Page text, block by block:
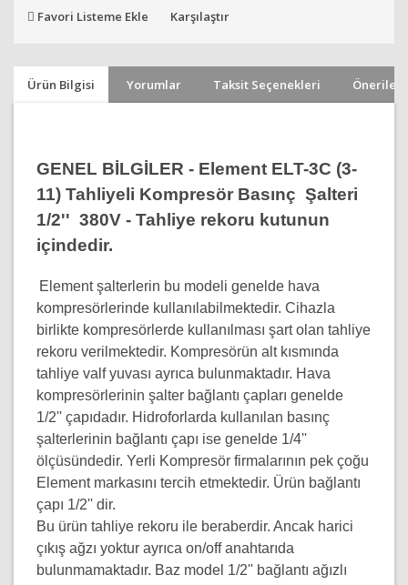
Favori Listeme Ekle Karşılaştır
Ürün Bilgisi Yorumlar Taksit Seçenekleri
GENEL BİLGİLER - Element ELT-3C (3-
11) Tahliyeli Kompresör Basınç Şalteri
1/2'' 380V - Tahliye rekoru kutunun
içindedir.
Element şalterlerin bu modeli genelde hava
kompresörlerinde kullanılabilmektedir. Cihazla
birlikte kompresörlerde kullanılması şart olan tahliye
rekoru verilmektedir. Kompresörün alt kısmında
tahliye valf yuvası ayrıca bulunmaktadır. Hava
kompresörlerinin şalter bağlantı çapları genelde
1/2'' çapıdadır. Hidroforlarda kullanılan basınç
şalterlerinin bağlantı çapı ise genelde 1/4''
ölçüsündedir. Yerli Kompresör firmalarının pek çoğu
Element markasını tercih etmektedir. Ürün bağlantı
çapı 1/2'' dir.
Bu ürün tahliye rekoru ile beraberdir. Ancak harici
çıkış ağzı yoktur ayrıca on/off anahtarıda
bulunmamaktadır. Baz model 1/2'' bağlantı ağızlı